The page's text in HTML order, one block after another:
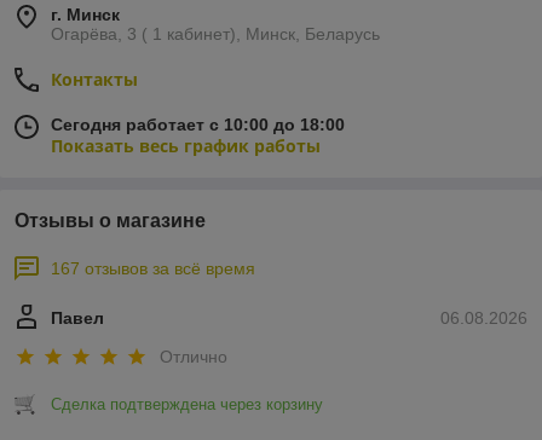
г. Минск
Огарёва, 3 ( 1 кабинет), Минск, Беларусь
Контакты
Сегодня работает с 10:00 до 18:00
Показать весь график работы
Отзывы о магазине
167 отзывов за всё время
06.08.2026
Павел
Отлично
Сделка подтверждена через корзину